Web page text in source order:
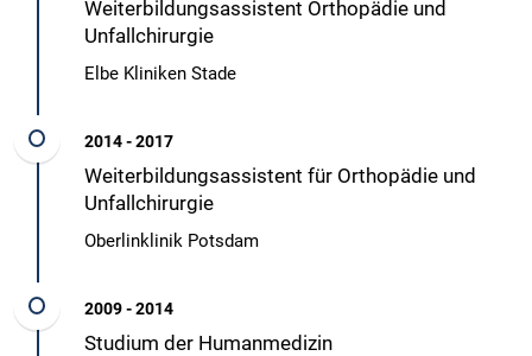
Weiterbildungsassistent Orthopädie und
Unfallchirurgie
Elbe Kliniken Stade
2014 - 2017
Weiterbildungsassistent für Orthopädie und
Unfallchirurgie
Oberlinklinik Potsdam
2009 - 2014
Studium der Humanmedizin